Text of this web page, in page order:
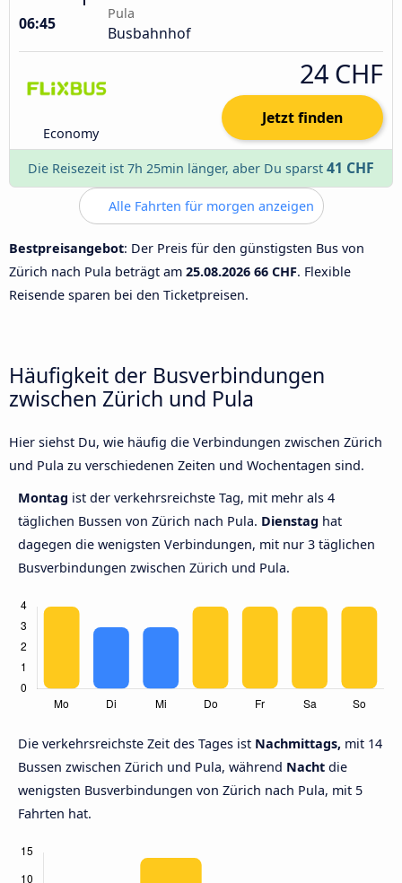
06:45
Pula
Busbahnhof
Economy
24 CHF
Jetzt finden
Die Reisezeit ist 7h 25min länger, aber Du sparst 41 CHF
Alle Fahrten für morgen anzeigen
Bestpreisangebot: Der Preis für den günstigsten Bus von
Zürich nach Pula beträgt am 25.08.2026 66 CHF. Flexible
Reisende sparen bei den Ticketpreisen.
Häufigkeit der Busverbindungen
zwischen Zürich und Pula
Hier siehst Du, wie häufig die Verbindungen zwischen Zürich
und Pula zu verschiedenen Zeiten und Wochentagen sind.
Montag ist der verkehrsreichste Tag, mit mehr als 4
täglichen Bussen von Zürich nach Pula. Dienstag hat
dagegen die wenigsten Verbindungen, mit nur 3 täglichen
Busverbindungen zwischen Zürich und Pula.
Die verkehrsreichste Zeit des Tages ist Nachmittags, mit 14
Bussen zwischen Zürich und Pula, während Nacht die
wenigsten Busverbindungen von Zürich nach Pula, mit 5
Fahrten hat.